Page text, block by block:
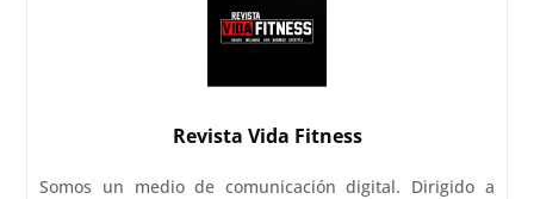
Revista Vida Fitness
Somos un medio de comunicación digital. Dirigido a